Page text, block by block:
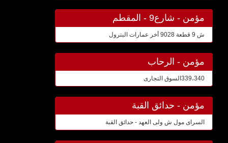
مؤمن - شارع9 - المقطم
ش 9 قطعة 9028 أخر عمارات البترول
مؤمن - الرحاب
339،340السوق التجارى
مؤمن - حدائق القبة
السراى مول ش ولى العهد - حدائق القبة